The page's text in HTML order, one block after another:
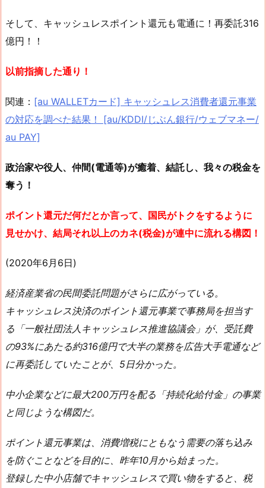
そして、キャッシュレスポイント還元も電通に！再委託316
億円！！
以前指摘した通り！
関連： [au WALLETカード] キャッシュレス消費者還元事業
の対応を調べた結果！ [au/KDDI/じぶん銀行/ウェブマネー/
au PAY]
政治家や役人、仲間(電通等)が癒着、結託し、我々の税金を
奪う！
ポイント還元だ何だとか言って、国民がトクをするように
見せかけ、結局それ以上のカネ(税金)が連中に流れる構図！
(2020年6月6日)
経済産業省の民間委託問題がさらに広がっている。
キャッシュレス決済のポイント還元事業で事務局を担当す
る「一般社団法人キャッシュレス推進協議会」が、受託費
の93%にあたる約316億円で大半の業務を広告大手電通など
に再委託していたことが、5日分かった。
中小企業などに最大200万円を配る「持続化給付金」の事業
と同じような構図だ。
ポイント還元事業は、消費増税にともなう需要の落ち込み
を防ぐことなどを目的に、昨年10月から始まった。
登録した中小店舗でキャッシュレスで買い物をすると、税